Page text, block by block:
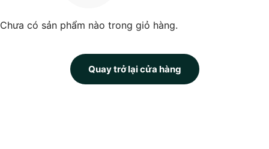
Chưa có sản phẩm nào trong giỏ hàng.
Quay trở lại cửa hàng